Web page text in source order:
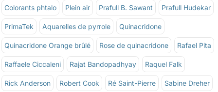
Colorants phtalo Plein air Prafull B. Sawant Prafull Hudekar
PrimaTek Aquarelles de pyrrole Quinacridone
Quinacridone Orange brûlé Rose de quinacridone Rafael Pita
Raffaele Ciccaleni Rajat Bandopadhyay Raquel Falk
Rick Anderson Robert Cook Ré Saint-Pierre Sabine Dreher